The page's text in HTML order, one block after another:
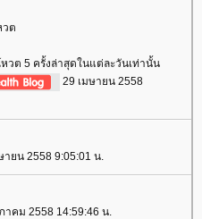
วต
วต 5 ครั้งล่าสุดในแต่ละวันเท่านั้น
29 เมษายน 2558
ยน 2558 9:05:01 น.
คม 2558 14:59:46 น.